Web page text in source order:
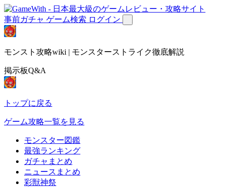
事前ガチャ ゲーム検索 ログイン
モンスト攻略wiki | モンスターストライク徹底解説
掲示板Q&A
トップに戻る
ゲーム攻略一覧を見る
モンスター図鑑
最強ランキング
ガチャまとめ
ニュースまとめ
彩獣神祭